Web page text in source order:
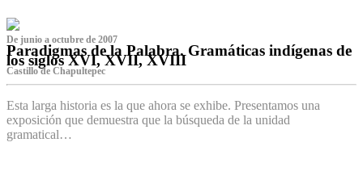
De junio a octubre de 2007
Paradigmas de la Palabra. Gramáticas indígenas de
los siglos XVI, XVII, XVIII
Castillo de Chapultepec
Esta larga historia es la que ahora se exhibe. Presentamos una
exposición que demuestra que la búsqueda de la unidad
gramatical…